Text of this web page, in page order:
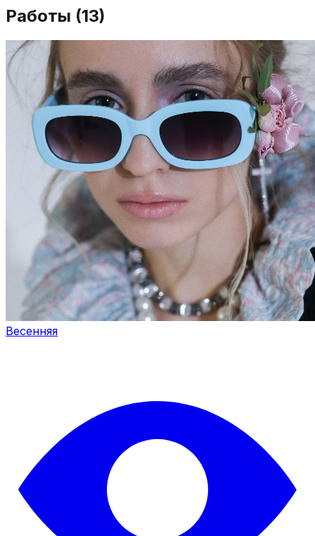
Работы (13)
Весенняя